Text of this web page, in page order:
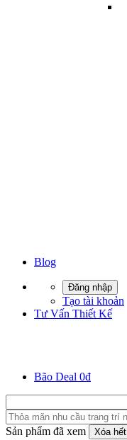
Blog
Đăng nhập
Tạo tài khoản
Tư Vấn Thiết Kế
Bão Deal 0đ
Sản phẩm đã xem Xóa hết